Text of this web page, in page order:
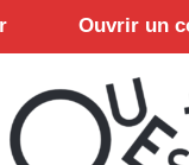
Ouvrir un